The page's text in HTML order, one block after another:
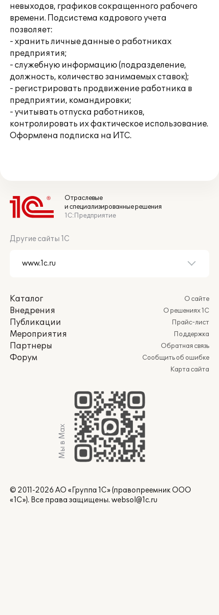
невыходов, графиков сокращенного рабочего
времени. Подсистема кадрового учета
позволяет:
- хранить личные данные о работниках
предприятия;
- служебную информацию (подразделение,
должность, количество занимаемых ставок);
- регистрировать продвижение работника в
предприятии, командировки;
- учитывать отпуска работников,
контролировать их фактическое использование.
Оформлена подписка на ИТС.
Отраслевые
и специализированные решения
1С:Предприятие
Другие сайты 1С
Каталог
Внедрения
Публикации
Мероприятия
Партнеры
Форум
О сайте
О решениях 1С
Прайс-лист
Поддержка
Обратная связь
Сообщить об ошибке
Карта сайта
Мы в Max
© 2011-2026 АО «Группа 1С» (правопреемник ООО
«1С»). Все права защищены. websol@1c.ru